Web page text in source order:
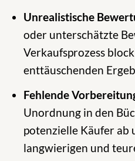
Unrealistische
oder unterschätzte
Verkaufsprozess
enttäuschenden
Fehlende
Unordnung in den
potenzielle Käufer ab
langwierigen und